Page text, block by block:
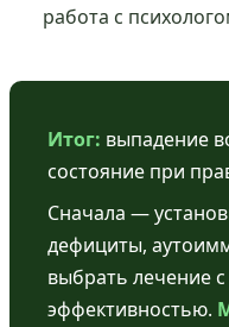
работа с
Итог: выпадение
состояние при
Сначала —
дефициты,
выбрать лечение
эффективностью.